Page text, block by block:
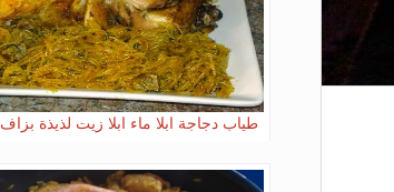
طياب دجاجة ابلا ماء ابلا زيت لذيذة بزاف